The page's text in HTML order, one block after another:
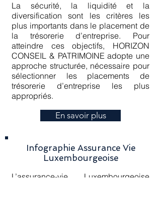
La sécurité, la liquidité et la
diversification sont les critères les
plus importants dans le placement de
la trésorerie d’entreprise. Pour
atteindre ces objectifs, HORIZON
CONSEIL & PATRIMOINE adopte une
approche structurée, nécessaire pour
sélectionner les placements de
trésorerie d’entreprise les plus
appropriés.
En savoir plus
Infographie Assurance Vie
Luxembourgeoise
L’assurance-vie Luxembourgeoise